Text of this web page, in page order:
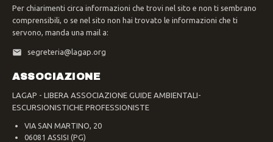
Per chiarimenti circa informazioni che trovi nel sito e non ti sembrano
comprensibili, o se nel sito non hai trovato le informazioni che ti
servono, manda una mail a:
segreteria@lagap.org
ASSOCIAZIONE
LAGAP - LIBERA ASSOCIAZIONE GUIDE AMBIENTALI-
ESCURSIONISTICHE PROFESSIONISTE
VIA SAN MARTINO, 20
06081 ASSISI (PG)